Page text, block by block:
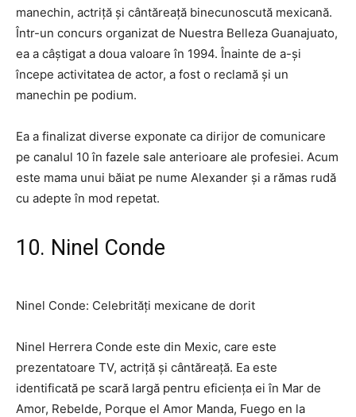
manechin, actriță și cântăreață binecunoscută mexicană.
Într-un concurs organizat de Nuestra Belleza Guanajuato,
ea a câștigat a doua valoare în 1994. Înainte de a-și
începe activitatea de actor, a fost o reclamă și un
manechin pe podium.
Ea a finalizat diverse exponate ca dirijor de comunicare
pe canalul 10 în fazele sale anterioare ale profesiei. Acum
este mama unui băiat pe nume Alexander și a rămas rudă
cu adepte în mod repetat.
10. Ninel Conde
Ninel Conde: Celebrități mexicane de dorit
Ninel Herrera Conde este din Mexic, care este
prezentatoare TV, actriță și cântăreață. Ea este
identificată pe scară largă pentru eficiența ei în Mar de
Amor, Rebelde, Porque el Amor Manda, Fuego en la